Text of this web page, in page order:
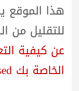
هذا
للتقليل من
عن كيفية
الخاصة بك processed